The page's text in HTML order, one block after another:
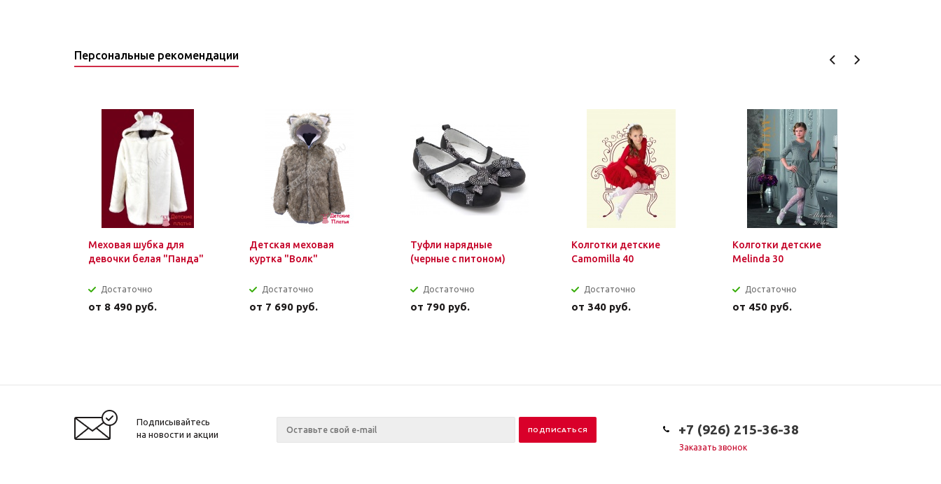
Персональные рекомендации
Меховая шубка для
девочки белая "Панда"
Достаточно
от 8 490 руб.
Детская меховая
куртка "Волк"
Достаточно
от 7 690 руб.
Туфли нарядные
(черные с питоном)
Достаточно
от 790 руб.
Колготки детские
Camomilla 40
Достаточно
от 340 руб.
Колготки детские
Melinda 30
Достаточно
от 450 руб.
Подписывайтесь
на новости и акции
+7 (926) 215-36-38
Заказать звонок